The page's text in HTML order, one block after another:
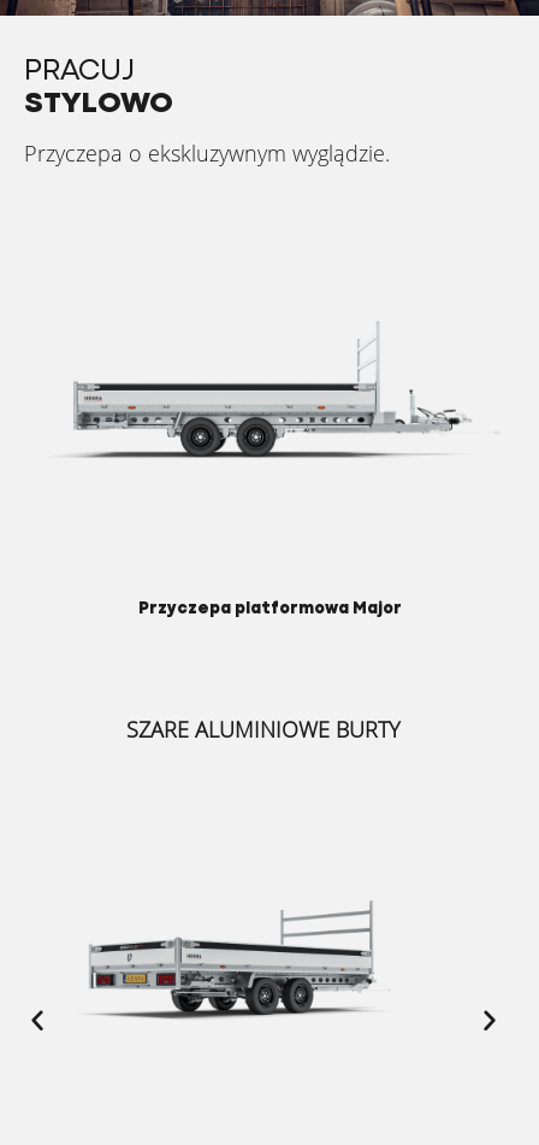
PRACUJ
STYLOWO
Przyczepa o ekskluzywnym wyglądzie.
Przyczepa platformowa Major
SZARE ALUMINIOWE BURTY